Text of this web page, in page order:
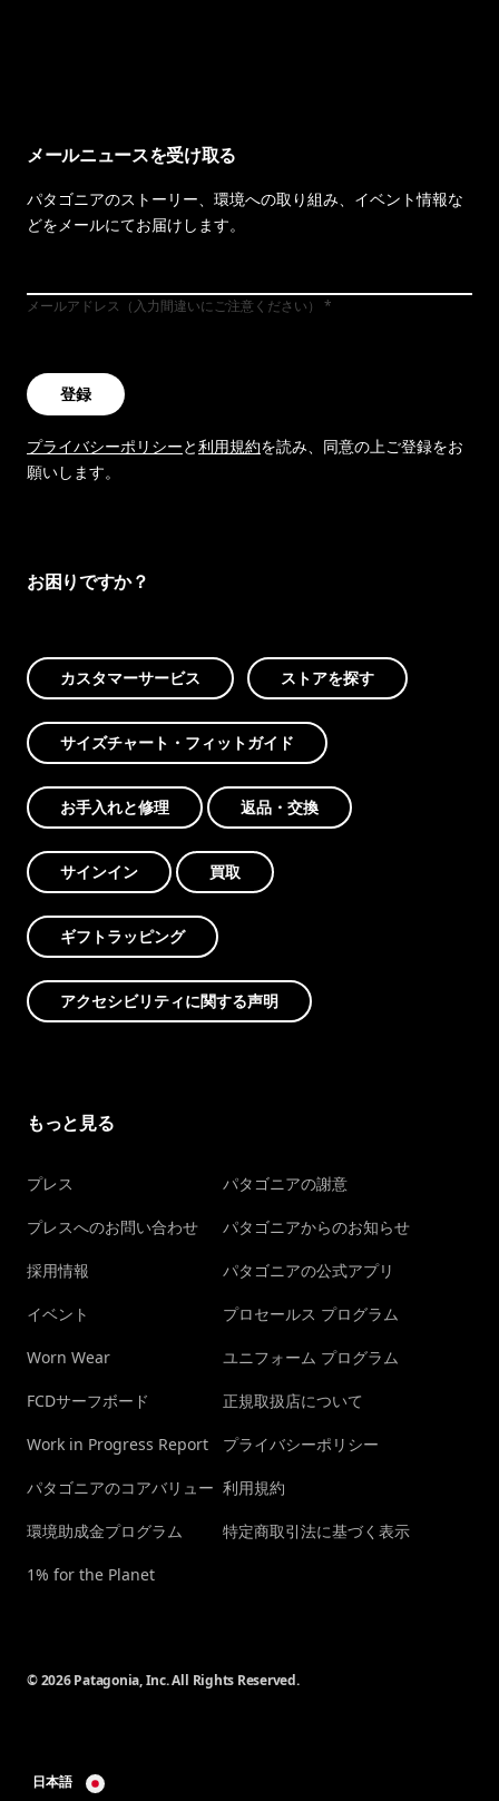
メールニュースを受け取る
パタゴニアのストーリー、環境への取り組み、イベント情報な
どをメールにてお届けします。
メールアドレス（入力間違いにご注意ください）
登録
プライバシーポリシーと利用規約を読み、同意の上ご登録をお
願いします。
お困りですか？
カスタマーサービス ストアを探す
サイズチャート・フィットガイド
お手入れと修理 返品・交換
サインイン 買取
ギフトラッピング
アクセシビリティに関する声明
もっと見る
プレス
プレスへのお問い合わせ
採用情報
イベント
Worn Wear
FCDサーフボード
Work in Progress Report
パタゴニアのコアバリュー
環境助成金プログラム
1% for the Planet
パタゴニアの謝意
パタゴニアからのお知らせ
パタゴニアの公式アプリ
プロセールス プログラム
ユニフォーム プログラム
正規取扱店について
プライバシーポリシー
利用規約
特定商取引法に基づく表示
© 2026 Patagonia, Inc. All Rights Reserved.
日本語